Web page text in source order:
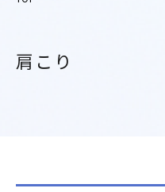
肩こり